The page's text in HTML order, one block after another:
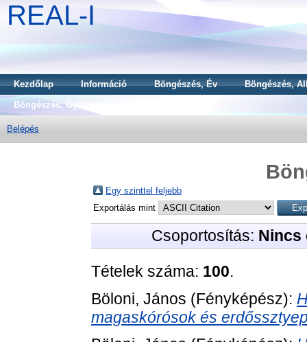
REAL-I
Kezdőlap Információ Böngészés, Év
Böngészés,
Böngészés, Gyűjtemény
Belépés
Egy szinttel feljebb
Exportálás mint
Csoportosítás: Nincs
Tételek száma: 100.
Böloni, János (Fényképész):
magaskórósok és